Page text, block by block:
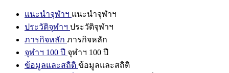
แนะนำจุฬาฯ แนะนำจุฬาฯ
ประวัติจุฬาฯ ประวัติจุฬาฯ
ภารกิจหลัก ภารกิจหลัก
จุฬาฯ 100 ปี จุฬาฯ 100 ปี
ข้อมูลและสถิติ ข้อมูลและสถิติ